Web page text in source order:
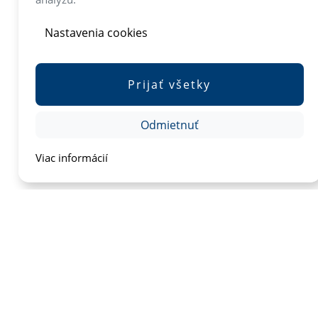
Nastavenia cookies
Prijať všetky
Odmietnuť
Viac informácií